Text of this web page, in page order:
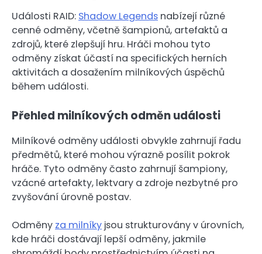
Události RAID: Shadow Legends nabízejí různé
cenné odměny, včetně šampionů, artefaktů a
zdrojů, které zlepšují hru. Hráči mohou tyto
odměny získat účastí na specifických herních
aktivitách a dosažením milníkových úspěchů
během události.
Přehled milníkových odměn události
Milníkové odměny události obvykle zahrnují řadu
předmětů, které mohou výrazně posílit pokrok
hráče. Tyto odměny často zahrnují šampiony,
vzácné artefakty, lektvary a zdroje nezbytné pro
zvyšování úrovně postav.
Odměny za milníky jsou strukturovány v úrovních,
kde hráči dostávají lepší odměny, jakmile